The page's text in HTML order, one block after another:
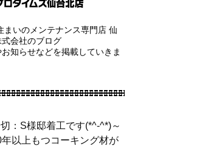
まいのメンテナンス専門店 仙
会社のブログ
知らせなどを掲載していきま
：S様邸着工です(*^-^*)～
年以上もつコーキング材が